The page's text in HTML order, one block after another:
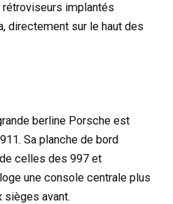
implantés
directement sur le haut des
berline Porsche est
Sa planche de bord
celles des 997 et
une console centrale plus
sièges avant.